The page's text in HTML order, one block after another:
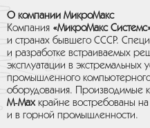
О компании МикроМакс
Компания «МикроМакс
и странах бывшего СССР.
и разработке встраиваемых
эксплуатации в экстремальных
промышленного
оборудования. Производимые
M‑Maxкрайне востребованы на
и в горной промышленности.